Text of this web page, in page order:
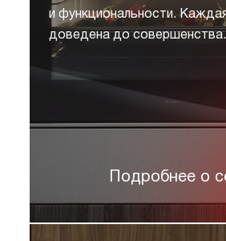
Шоу-рум
и функциональности.
доведена до совершенства.
Подробнее о